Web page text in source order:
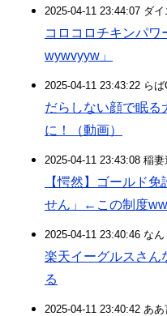
2025-04-11 23:44:07 ダ
コロコロチキンパ
wywvyyw」
2025-04-11 23:43:22 らば
だらしない顔で眠
に！（動画）
2025-04-11 23:43:08 稲妻
【愕然】ゴールド
せん」←この制度
2025-04-11 23:40:46 な
楽天イーグルスさん
る
2025-04-11 23:40:42 あ